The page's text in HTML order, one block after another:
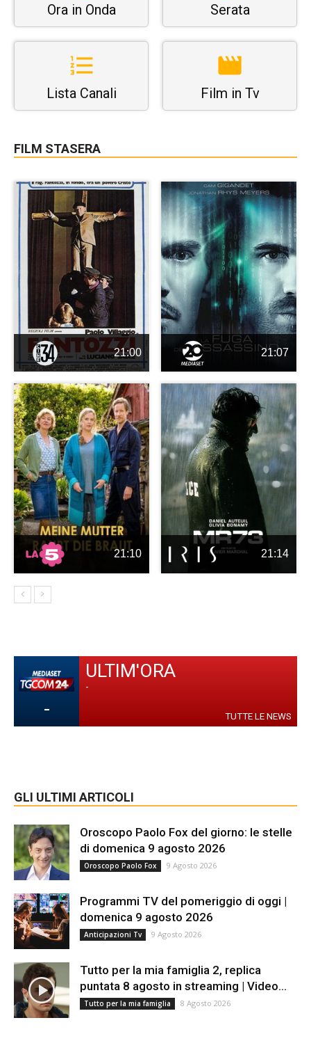
Ora in Onda Serata
Lista Canali Film in Tv
FILM STASERA
21:00 21:07
21:10 21:14
-
ULTIM'ORA
-
TUTTE LE NEWS
GLI ULTIMI ARTICOLI
Oroscopo Paolo Fox del giorno: le stelle
di domenica 9 agosto 2026
Oroscopo Paolo Fox 9 Agosto 2026
Programmi TV del pomeriggio di oggi |
domenica 9 agosto 2026
Anticipazioni Tv 9 Agosto 2026
Tutto per la mia famiglia 2, replica
puntata 8 agosto in streaming | Video...
Tutto per la mia famiglia 8 Agosto 2026